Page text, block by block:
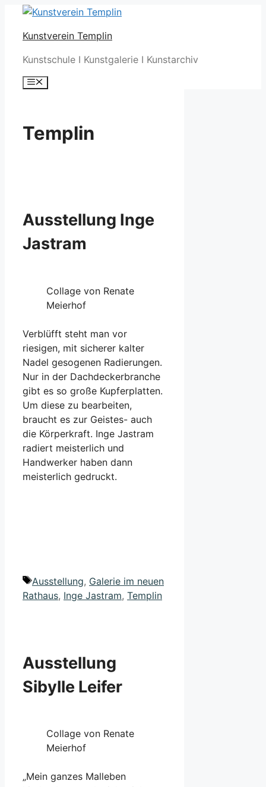
Zum
springen
Kunstverein Templin
Kunstschule I Kunstgalerie I Kunstarchiv
Menü
Templin
Ausstellung Inge
Jastram
Collage von Renate
Meierhof
Verblüfft steht man vor
riesigen, mit sicherer kalter
Nadel gesogenen Radierungen.
Nur in der Dachdeckerbranche
gibt es so große Kupferplatten.
Um diese zu bearbeiten,
braucht es zur Geistes- auch
die Körperkraft. Inge Jastram
radiert meisterlich und
Handwerker haben dann
meisterlich gedruckt.
Schlagwörter
Ausstellung, Galerie im neuen
Rathaus, Inge Jastram, Templin
Ausstellung
Sibylle Leifer
Collage von Renate
Meierhof
„Mein ganzes Malleben